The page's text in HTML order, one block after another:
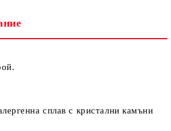
сплав с кристални камъни